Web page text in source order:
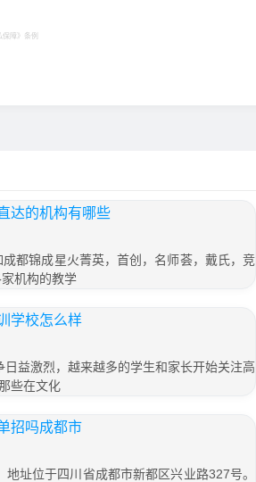
保障》 条例
达的机构有哪些
都锦成星火菁英，首创，名师荟，戴氏，竞
机构的教学
学校怎么样
益激烈，越来越多的学生和家长开始关注高
些在文化
招吗成都市
址位于四川省成都市新都区兴业路327号。